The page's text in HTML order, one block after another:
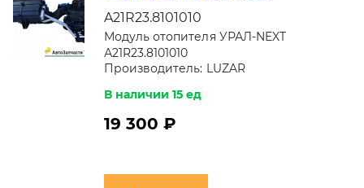
A21R23.8101010
Модуль отопителя УРАЛ-NEXT
А21R23.8101010
Производитель: LUZAR
В наличии 15 ед
19 300 ₽